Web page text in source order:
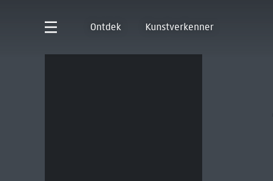
Ontdek Kunstverkenner